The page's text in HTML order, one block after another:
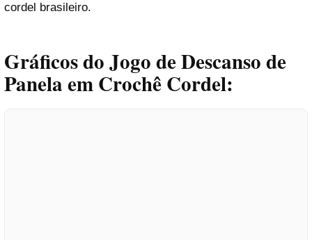
cordel brasileiro.
Gráficos do Jogo de Descanso de
Panela em Crochê Cordel: